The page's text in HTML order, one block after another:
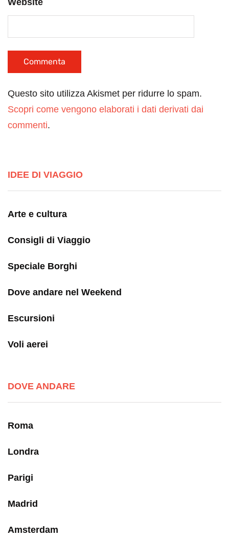
Questo sito utilizza Akismet per ridurre lo spam.
Scopri come vengono elaborati i dati derivati dai
commenti.
IDEE DI VIAGGIO
Arte e cultura
Consigli di Viaggio
Speciale Borghi
Dove andare nel Weekend
Escursioni
Voli aerei
DOVE ANDARE
Roma
Londra
Parigi
Madrid
Amsterdam